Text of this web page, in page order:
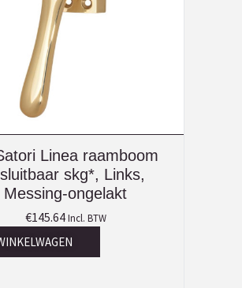
Linea raamboom
skg*, Links,
Messing-ongelakt
€145.64 Incl. BTW